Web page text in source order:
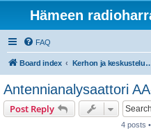
Hämeen
FAQ
Board index Kerhon ja
Antennianalysaattori
Post Reply
4 posts